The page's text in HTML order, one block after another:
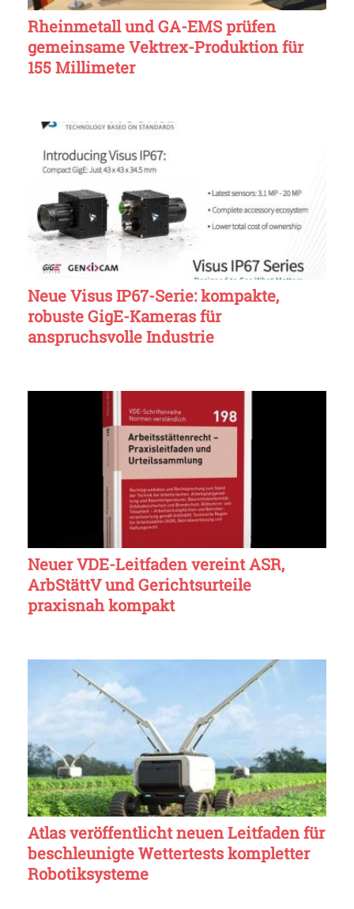
Rheinmetall und GA-EMS prüfen
gemeinsame Vektrex-Produktion für
155 Millimeter
Neue Visus IP67-Serie: kompakte,
robuste GigE-Kameras für
anspruchsvolle Industrie
Neuer VDE-Leitfaden vereint ASR,
ArbStättV und Gerichtsurteile
praxisnah kompakt
Atlas veröffentlicht neuen Leitfaden für
beschleunigte Wettertests kompletter
Robotiksysteme